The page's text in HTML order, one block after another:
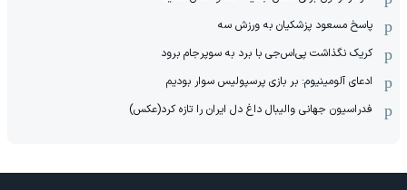
پاسخ مسعود پزشکیان به ورزش سه
کریک نگذاشت پی‌اس‌جی با برد به سوپرجام برود
ادعای آلومینیوم: بر بازی پرسپولیس سوار بودیم
فدراسیون جهانی والیبال داغ دل ایران را تازه کرد(عکس)